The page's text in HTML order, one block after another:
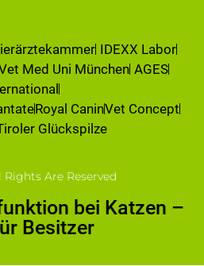
IDEXX Labor
Med Uni München AGES
Royal CaninVet Concept
Glückspilze
Are Reserved
bei Katzen –
Besitzer